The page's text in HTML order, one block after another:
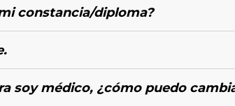
constancia/diploma?
soy médico, ¿cómo puedo